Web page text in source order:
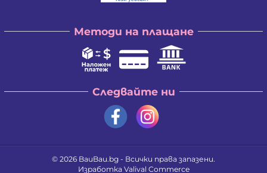
Методи на плащане
Следвайте ни
© 2026 BauBau.bg - Всички права запазени.
Изработка Valival Commerce